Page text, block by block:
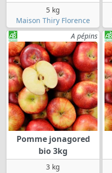
5 kg
Maison Thiry Florence
A pépins
Pomme jonagored
bio 3kg
3 kg